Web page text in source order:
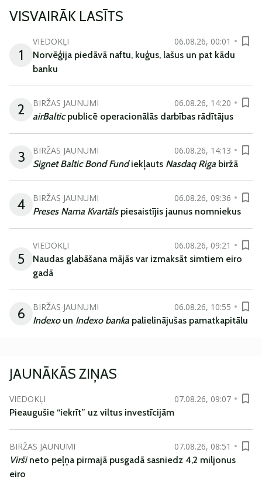
VISVAIRĀK LASĪTS
1
VIEDOKĻI
06.08.26, 00:01
Norvēģija piedāvā naftu, kuģus, lašus un pat kādu
banku
2 BIRŽAS JAUNUMI
06.08.26, 14:20
airBalticpublicē operacionālās darbības rādītājus
3 BIRŽAS JAUNUMI
06.08.26, 14:13
Signet Baltic Bond Fundiekļauts Nasdaq Riga biržā
4 BIRŽAS JAUNUMI
06.08.26, 09:36
Preses Nama Kvartāls piesaistījis jaunus nomniekus
5
VIEDOKĻI
06.08.26, 09:21
Naudas glabāšana mājās var izmaksāt simtiem eiro
gadā
6 BIRŽAS JAUNUMI
06.08.26, 10:55
Indexoun Indexo banka palielinājušas pamatkapitālu
JAUNĀKĀS ZIŅAS
VIEDOKĻI
07.08.26, 09:07
Pieaugušie “iekrīt” uz viltus investīcijām
BIRŽAS JAUNUMI
07.08.26, 08:51
Viršineto peļņa pirmajā pusgadā sasniedz 4,2 miljonus
eiro